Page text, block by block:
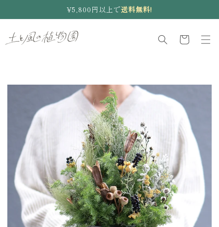
進む
¥5,800円以上で送料無料!
ー